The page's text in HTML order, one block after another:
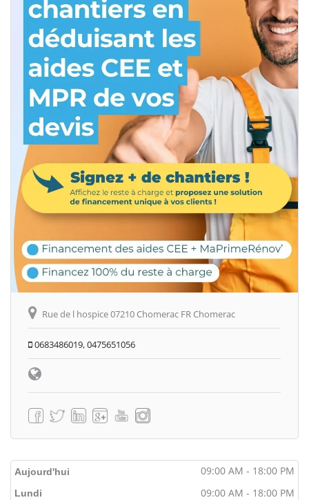
Rue de l hospice 07210 Chomerac FR Chomerac
0683486019, 0475651056
Aujourd'hui 09:00 AM - 18:00 PM
Lundi 09:00 AM - 18:00 PM